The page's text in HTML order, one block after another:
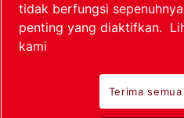
Produk
tidak berfungsi
penting yang diaktifkan.
kami
Terima